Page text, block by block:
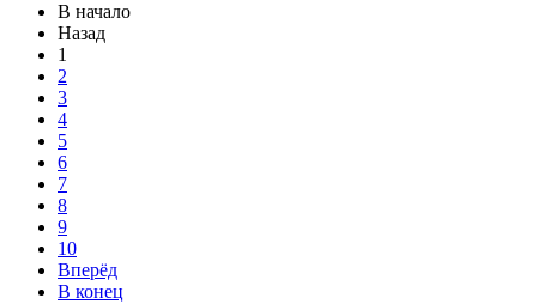
В начало
Назад
1
2
3
4
5
6
7
8
9
10
Вперёд
В конец